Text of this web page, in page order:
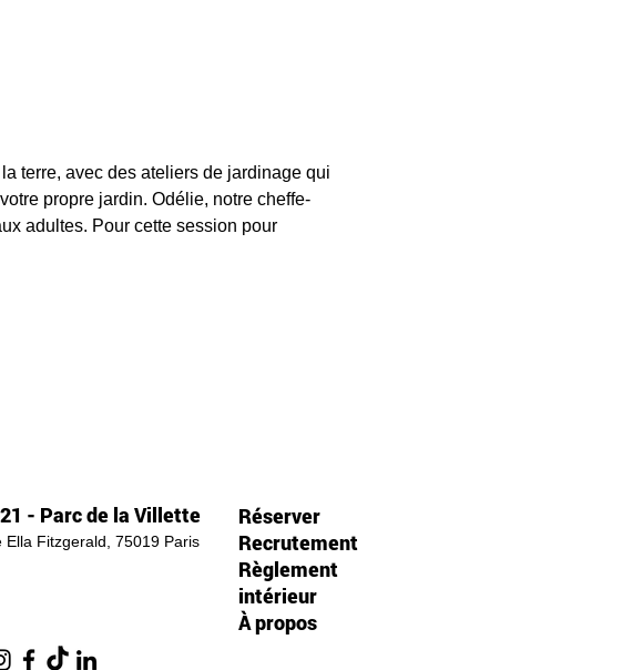
terre, avec des ateliers de jardinage qui
propre jardin. Odélie, notre cheffe-
adultes. Pour cette session pour
- Parc de la Villette
Ella Fitzgerald, 75019 Paris
Réserver
Recrutement
Règlement
intérieur
À propos